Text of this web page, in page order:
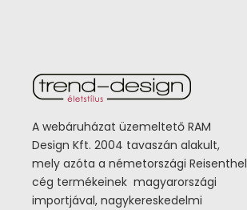
A webáruházat üzemeltető RAM
Design Kft. 2004 tavaszán alakult,
mely azóta a németországi Reisenthel
cég termékeinek magyarországi
importjával, nagykereskedelmi